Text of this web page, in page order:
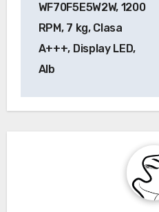
WF70F5E5W2W, 1200
RPM, 7 kg, Clasa
A+++, Display LED,
Alb